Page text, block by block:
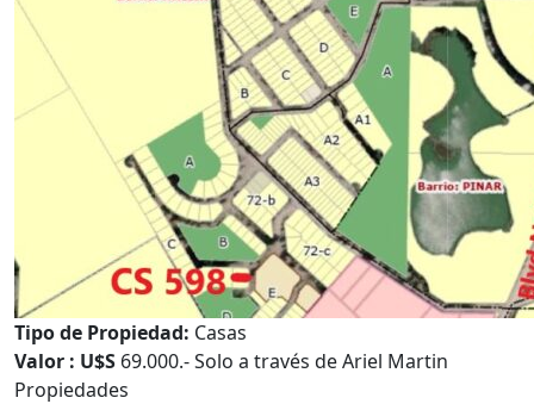
Tipo de Propiedad: Casas
Valor : U$S 69.000.- Solo a través de Ariel Martin
Propiedades